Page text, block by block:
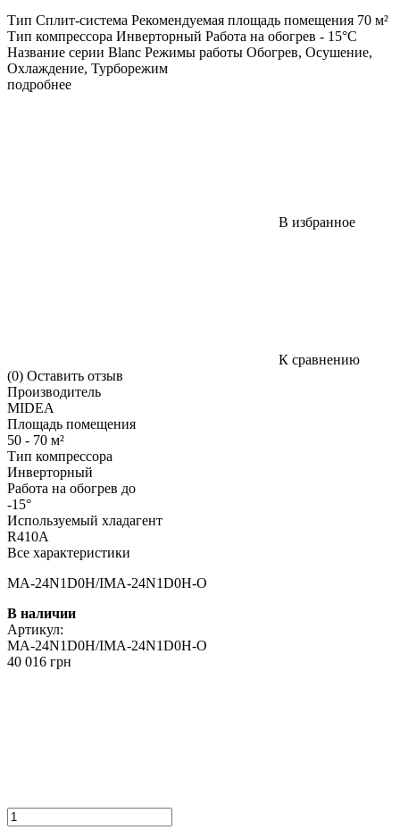
Тип Сплит-система Рекомендуемая площадь помещения 70 м²
Тип компрессора Инверторный Работа на обогрев - 15°C
Название серии Blanc Режимы работы Обогрев, Осушение,
Охлаждение, Турборежим
подробнее
В избранное
К сравнению
(0) Оставить отзыв
Производитель
MIDEA
Площадь помещения
50 - 70 м²
Тип компрессора
Инверторный
Работа на обогрев до
-15°
Используемый хладагент
R410A
Все характеристики
MA-24N1D0H/IMA-24N1D0H-O
В наличии
Артикул:
MA-24N1D0H/IMA-24N1D0H-O
40 016 грн